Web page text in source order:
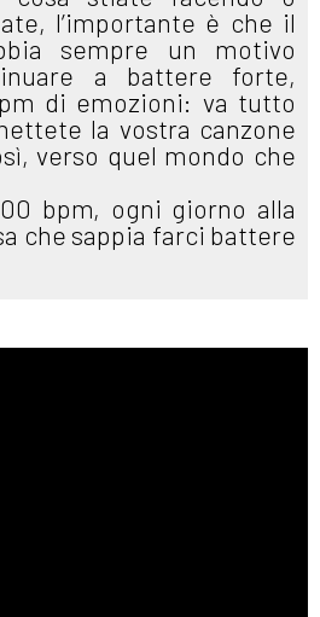
l’importante è che il
sempre un motivo
a battere forte,
di emozioni: va tutto
la vostra canzone
verso quel mondo che
bpm, ogni giorno alla
che sappia farci battere